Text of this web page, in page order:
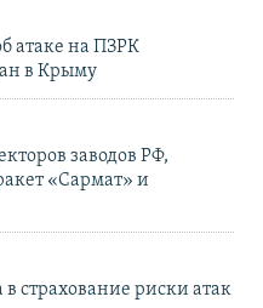
атаке на ПЗРК
в Крыму
заводов РФ,
«Сармат» и
страхование риски атак